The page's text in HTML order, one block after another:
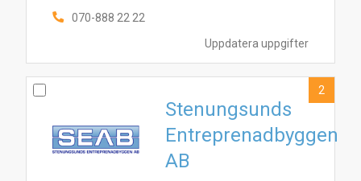
Uppdatera uppgifter
070-888 22 22
Stenungsunds
Entreprenadbyggen
AB
2